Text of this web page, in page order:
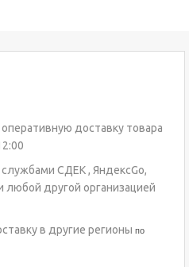
доставку товара
СДЕК , ЯндексGo,
любой другой организацией
в другие регионы по